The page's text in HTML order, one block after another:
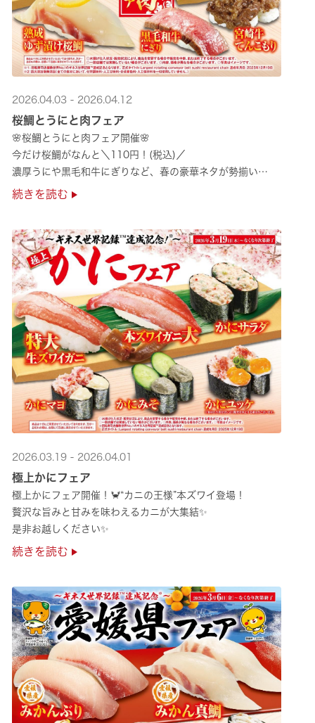
2026.04.03 - 2026.04.12
桜鯛とうにと肉フェア
🌸桜鯛とうにと肉フェア開催🌸
今だけ桜鯛がなんと＼110円！(税込)／
濃厚うにや黒毛和牛にぎりなど、春の豪華ネタが勢揃い
是非お越しください✨
続きを読む
2026.03.19 - 2026.04.01
極上かにフェア
極上かにフェア開催！🦀“カニの王様”本ズワイ登場！
贅沢な旨みと甘みを味わえるカニが大集結✨
是非お越しください✨
続きを読む